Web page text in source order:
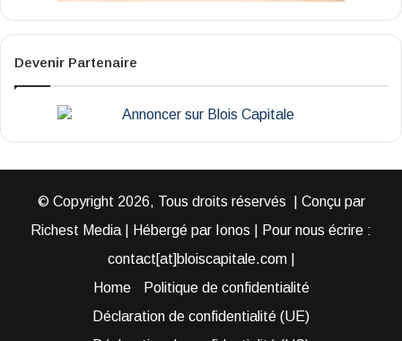
Devenir Partenaire
© Copyright 2026, Tous droits réservés | Conçu par
Richest Media | Hébergé par Ionos | Pour nous écrire :
contact[at]bloiscapitale.com |
Home
Politique de confidentialité
Déclaration de confidentialité (UE)